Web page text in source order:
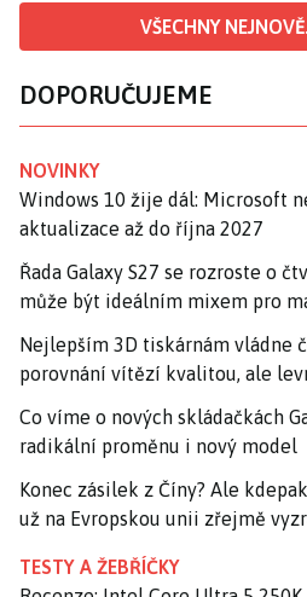
VŠECHNY
DOPORUČUJEME
NOVINKY
Windows 10 žije dál: Microsoft
aktualizace až do října 2027
Řada Galaxy S27 se rozroste o
může být ideálním mixem pro
Nejlepším 3D tiskárnám vládne
porovnání vítězí kvalitou, ale
Co víme o nových skládačkách
radikální proměnu i nový model
Konec zásilek z Číny? Ale
už na Evropskou unii zřejmě
TESTY A ŽEBŘÍČKY